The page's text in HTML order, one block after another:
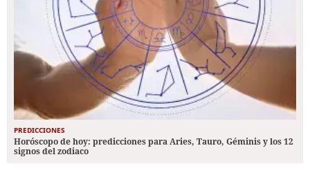
PREDICCIONES
Horóscopo de hoy: predicciones para Aries, Tauro, Géminis y los 12
signos del zodiaco